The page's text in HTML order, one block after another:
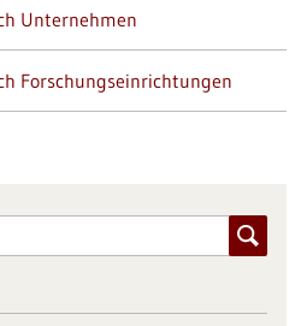
Unternehmen
Forschungseinrichtungen